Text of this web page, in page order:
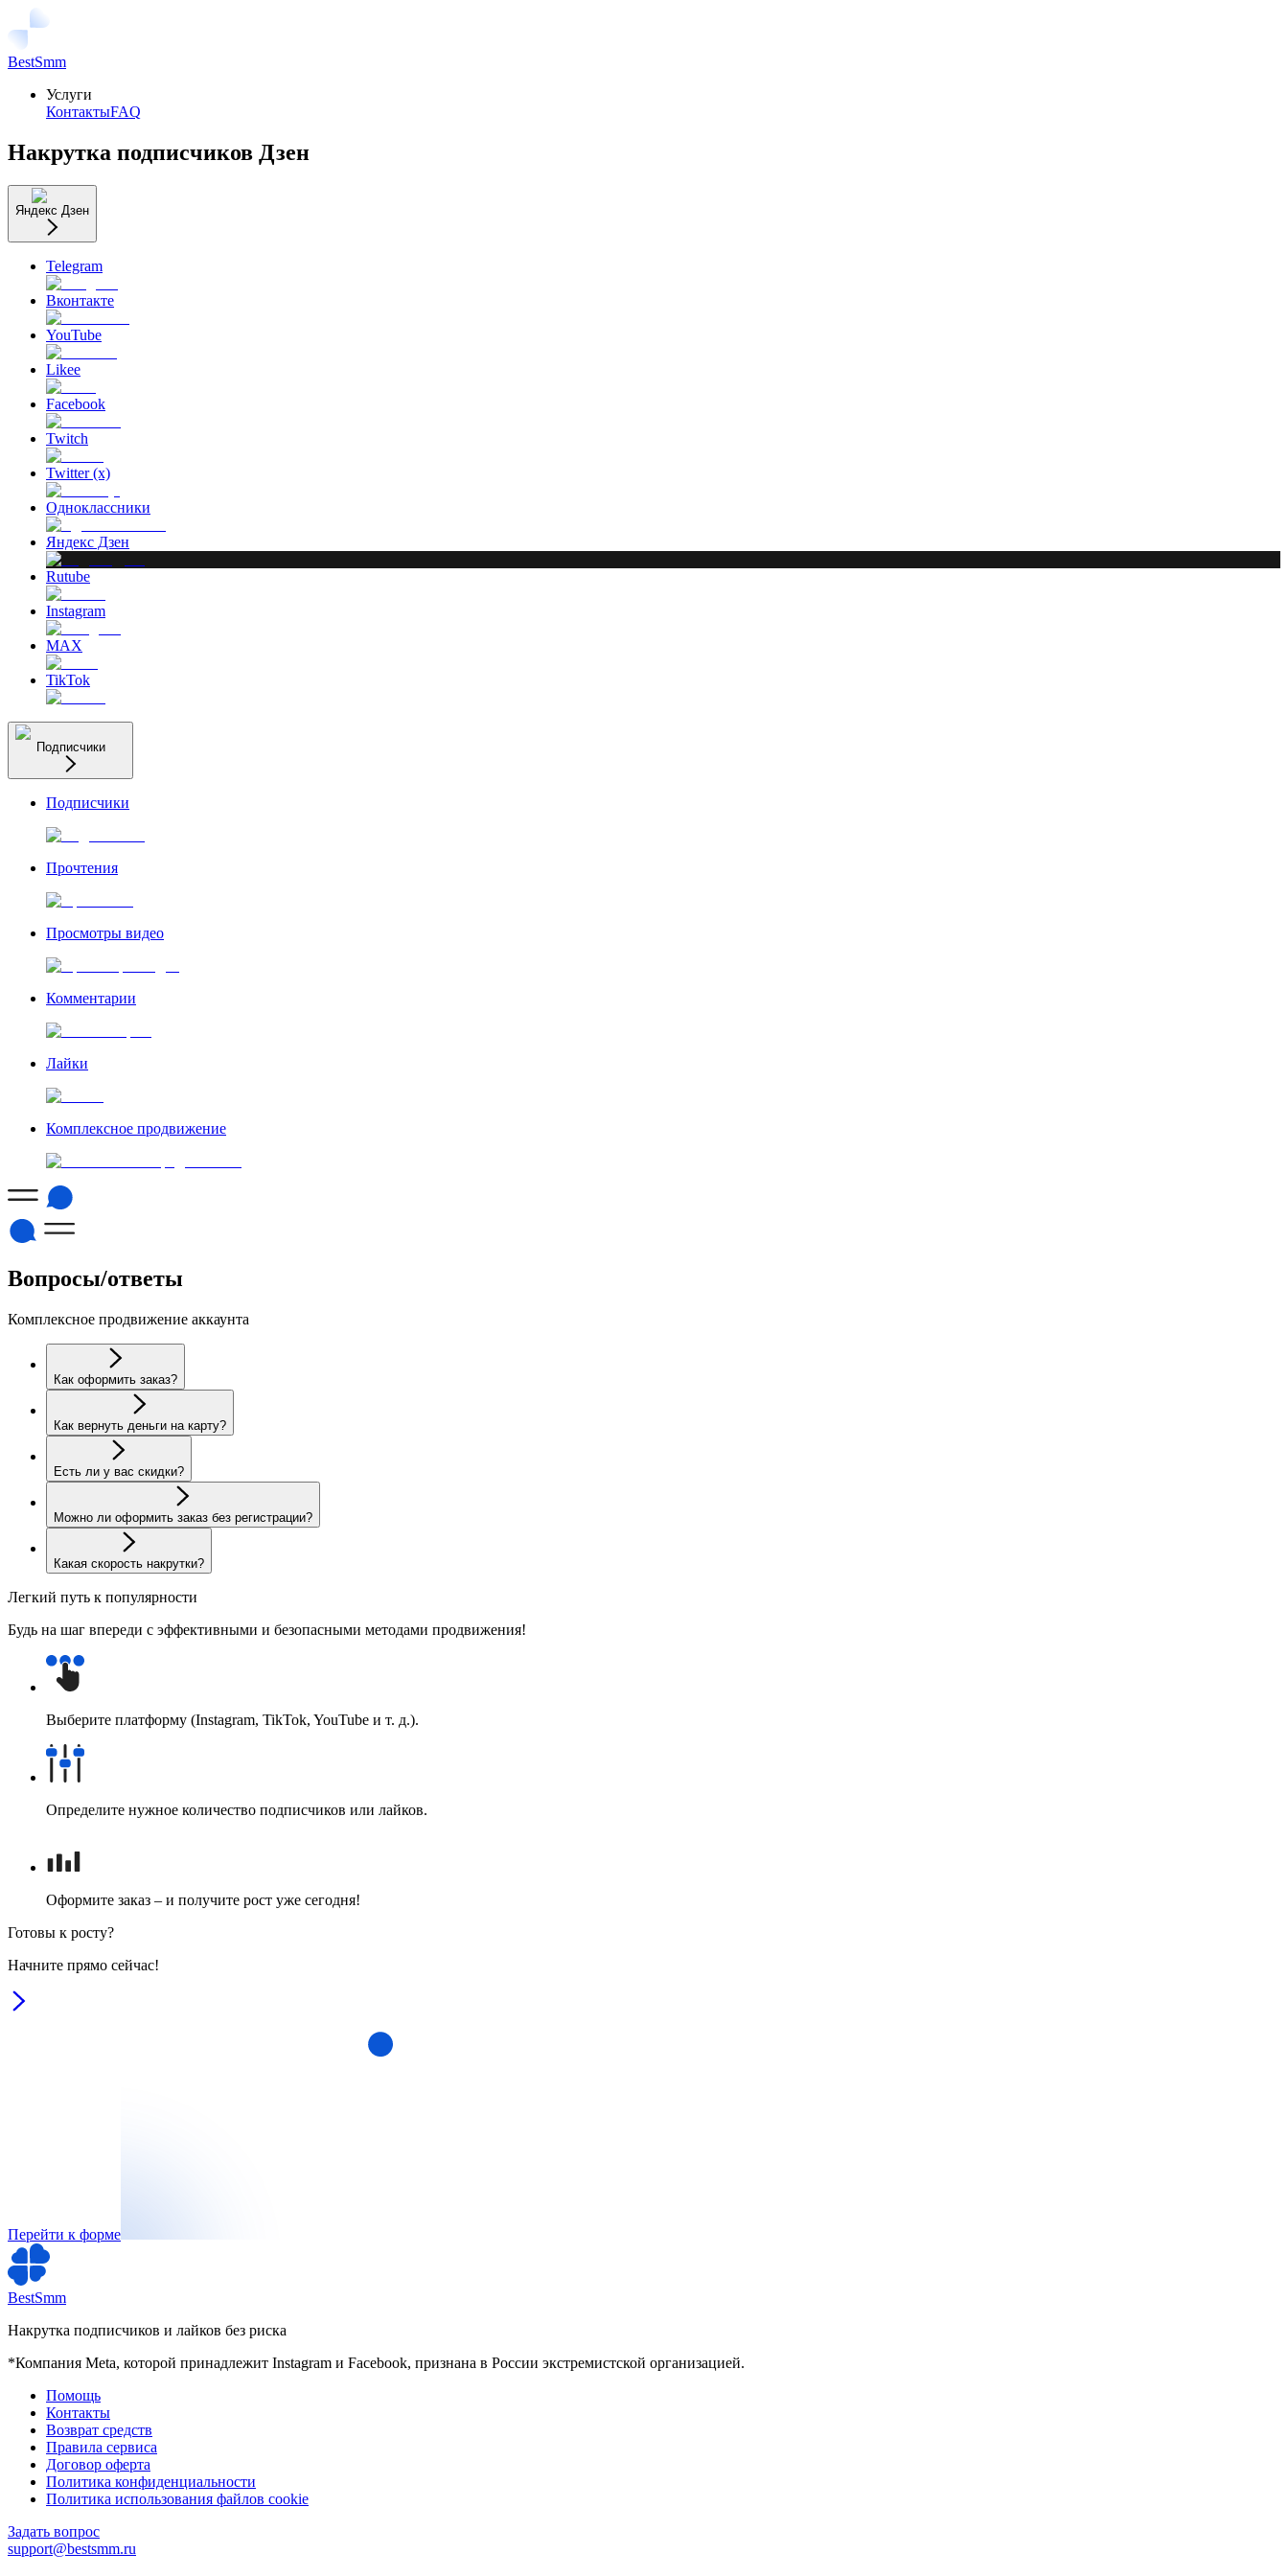
BestSmm
Услуги
КонтактыFAQ
Накрутка подписчиков Дзен
Яндекс Дзен
Telegram
Вконтакте
YouTube
Likee
Facebook
Twitch
Twitter (x)
Одноклассники
Яндекс Дзен
Rutube
Instagram
MAX
TikTok
Подписчики
Подписчики
Прочтения
Просмотры видео
Комментарии
Лайки
Комплексное продвижение
Вопросы/ответы
Комплексное продвижение аккаунта
Как оформить заказ?
Как вернуть деньги на карту?
Есть ли у вас скидки?
Можно ли оформить заказ без регистрации?
Какая скорость накрутки?
Легкий путь к популярности
Будь на шаг впереди с эффективными и безопасными методами продвижения!
Выберите платформу (Instagram, TikTok, YouTube и т. д.).
Определите нужное количество подписчиков или лайков.
Оформите заказ – и получите рост уже сегодня!
Готовы к росту?
Начните прямо сейчас!
Перейти к форме
BestSmm
Накрутка подписчиков и лайков без риска
*Компания Meta, которой принадлежит Instagram и Facebook, признана в России экстремистской организацией.
Помощь
Контакты
Возврат средств
Правила сервиса
Договор оферта
Политика конфиденциальности
Политика использования файлов cookie
Задать вопрос
support@bestsmm.ru